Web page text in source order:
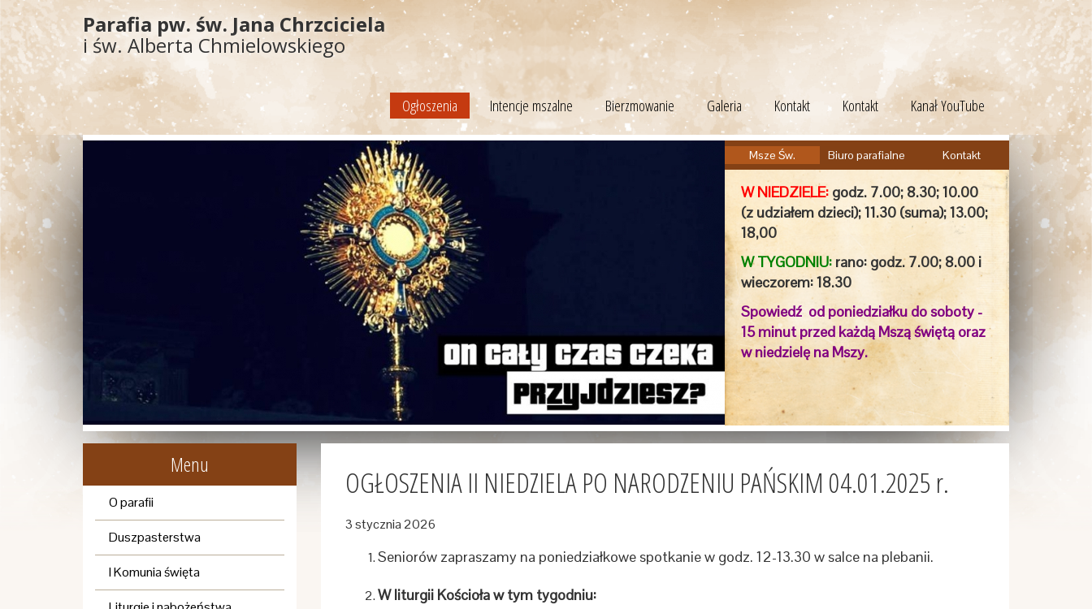
Parafia pw. św. Jana Chrzciciela
i św. Alberta Chmielowskiego
Ogłoszenia Intencje mszalne Bierzmowanie Galeria Kontakt Kontakt Kanał YouTube
Msze Św. Biuro parafialne Kontakt
W NIEDZIELE: godz. 7.00; 8.30; 10.00
(z udziałem dzieci); 11.30 (suma); 13.00;
18,00
W TYGODNIU: rano: godz. 7.00; 8.00 i
wieczorem:18.30
Spowiedź od poniedziałku do soboty -
15 minut przed każdą Mszą świętą oraz
w niedzielę na Mszy.
Menu
O parafii
Duszpasterstwa
I Komunia święta
OGŁOSZENIA II NIEDZIELA PO NARODZENIU PAŃSKIM 04.01.2025 r.
3 stycznia 2026
Seniorów zapraszamy na poniedziałkowe spotkanie w godz. 12-13.30 w salce na plebanii.
W liturgii Kościoła w tym tygodniu: